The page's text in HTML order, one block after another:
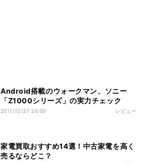
Android搭載のウォークマン、ソニー
「Z1000シリーズ」の実力チェック
2011/12/27 20:00 レビュー
家電買取おすすめ14選！中古家電を高く
売るならどこ？